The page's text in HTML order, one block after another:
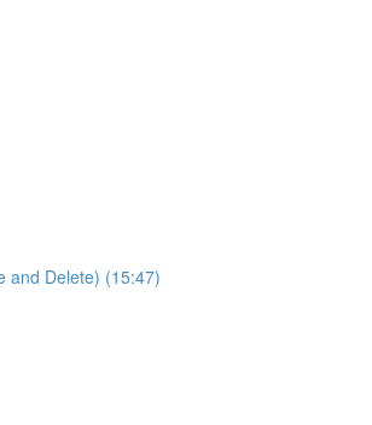
and Delete) (15:47)